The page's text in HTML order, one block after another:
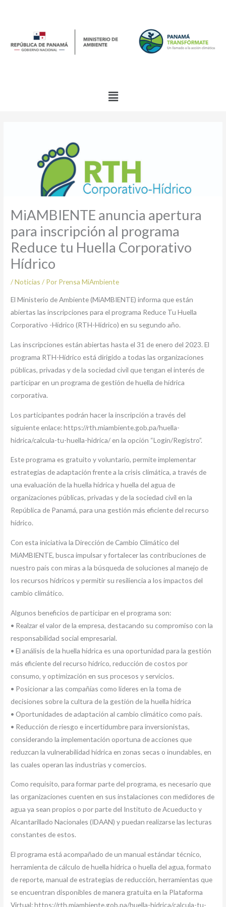
Menú
MiAMBIENTE anuncia apertura
para inscripción al programa
Reduce tu Huella Corporativo
Hídrico
/Noticias / Por Prensa MiAmbiente
El Ministerio de Ambiente (MiAMBIENTE) informa que están
abiertas las inscripciones para el programa Reduce Tu Huella
Corporativo -Hídrico (RTH-Hídrico) en su segundo año.
Las inscripciones están abiertas hasta el 31 de enero del 2023. El
programa RTH-Hídrico está dirigido a todas las organizaciones
públicas, privadas y de la sociedad civil que tengan el interés de
participar en un programa de gestión de huella de hídrica
corporativa.
Los participantes podrán hacer la inscripción a través del
siguiente enlace: https://rth.miambiente.gob.pa/huella-
hidrica/calcula-tu-huella-hidrica/ en la opción “Login/Registro”.
Este programa es gratuito y voluntario, permite implementar
estrategias de adaptación frente a la crisis climática, a través de
una evaluación de la huella hídrica y huella del agua de
organizaciones públicas, privadas y de la sociedad civil en la
República de Panamá, para una gestión más eficiente del recurso
hídrico.
Con esta iniciativa la Dirección de Cambio Climático del
MiAMBIENTE, busca impulsar y fortalecer las contribuciones de
nuestro país con miras a la búsqueda de soluciones al manejo de
los recursos hídricos y permitir su resiliencia a los impactos del
cambio climático.
Algunos beneficios de participar en el programa son:
• Realzar el valor de la empresa, destacando su compromiso con la
responsabilidad social empresarial.
• El análisis de la huella hídrica es una oportunidad para la gestión
más eficiente del recurso hídrico, reducción de costos por
consumo, y optimización en sus procesos y servicios.
• Posicionar a las compañías como líderes en la toma de
decisiones sobre la cultura de la gestión de la huella hídrica
• Oportunidades de adaptación al cambio climático como país.
• Reducción de riesgo e incertidumbre para inversionistas,
considerando la implementación oportuna de acciones que
reduzcan la vulnerabilidad hídrica en zonas secas o inundables, en
las cuales operan las industrias y comercios.
Como requisito, para formar parte del programa, es necesario que
las organizaciones cuenten en sus instalaciones con medidores de
agua ya sean propios o por parte del Instituto de Acueducto y
Alcantarillado Nacionales (IDAAN) y puedan realizarse las lecturas
constantes de estos.
El programa está acompañado de un manual estándar técnico,
herramienta de cálculo de huella hídrica o huella del agua, formato
de reporte, manual de estrategias de reducción, herramientas que
se encuentran disponibles de manera gratuita en la Plataforma
Virtual: https://rth.miambiente.gob.pa/huella-hidrica/calcula-tu-